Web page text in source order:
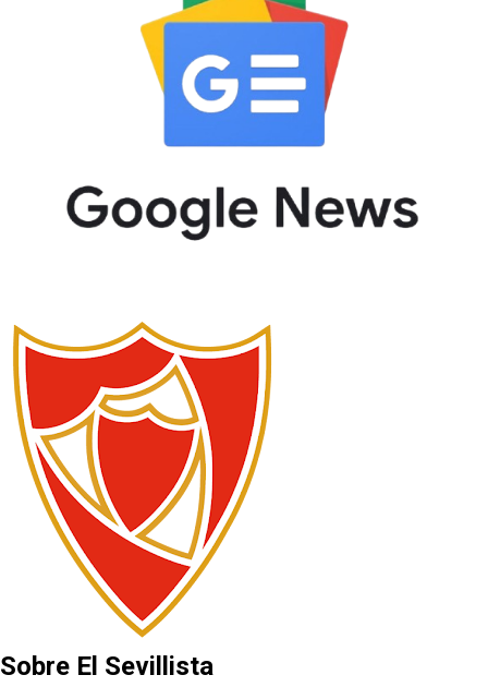
Sobre El Sevillista